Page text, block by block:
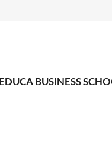
BUSINESS